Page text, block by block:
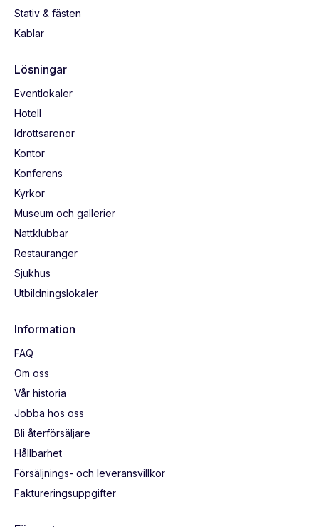
Stativ & fästen
Kablar
Lösningar
Eventlokaler
Hotell
Idrottsarenor
Kontor
Konferens
Kyrkor
Museum och gallerier
Nattklubbar
Restauranger
Sjukhus
Utbildningslokaler
Information
FAQ
Om oss
Vår historia
Jobba hos oss
Bli återförsäljare
Hållbarhet
Försäljnings- och leveransvillkor
Faktureringsuppgifter